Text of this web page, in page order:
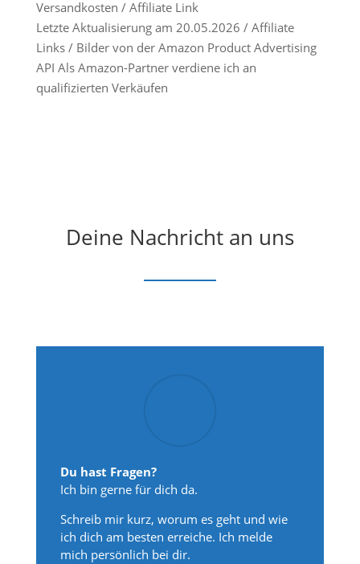
Versandkosten / Affiliate Link
Letzte Aktualisierung am 20.05.2026 / Affiliate
Links / Bilder von der Amazon Product Advertising
API Als Amazon-Partner verdiene ich an
qualifizierten Verkäufen
Deine Nachricht an uns
Du hast Fragen?
Ich bin gerne für dich da.
Schreib mir kurz, worum es geht und wie
ich dich am besten erreiche. Ich melde
mich persönlich bei dir.